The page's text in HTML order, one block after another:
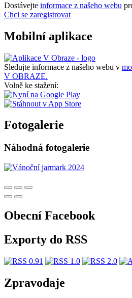
Dostávejte informace z našeho webu
Chci se zaregistrovat
Mobilní aplikace
Sledujte informace z našeho webu v
V OBRAZE.
Volně ke stažení:
Fotogalerie
Náhodná fotogalerie
Obecní Facebook
Exporty do RSS
Zpravodaje